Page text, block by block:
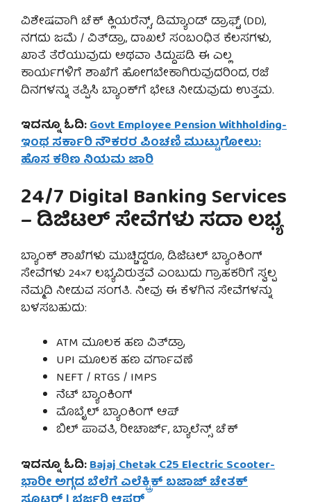
ವಿಶೇಷವಾಗಿ ಚೆಕ್ ಕ್ಲಿಯರೆನ್ಸ್, ಡಿಮ್ಯಾಂಡ್ ಡ್ರಾಫ್ಟ್ (DD),
ನಗದು ಜಮೆ / ವಿತ್‌ಡ್ರಾ, ದಾಖಲೆ ಸಂಬಂಧಿತ ಕೆಲಸಗಳು,
ಖಾತೆ ತೆರೆಯುವುದು ಅಥವಾ ತಿದ್ದುಪಡಿ ಈ ಎಲ್ಲ
ಕಾರ್ಯಗಳಿಗೆ ಶಾಖೆಗೆ ಹೋಗಬೇಕಾಗಿರುವುದರಿಂದ, ರಜೆ
ದಿನಗಳನ್ನು ತಪ್ಪಿಸಿ ಬ್ಯಾಂಕ್‌ಗೆ ಭೇಟಿ ನೀಡುವುದು ಉತ್ತಮ.
ಇದನ್ನೂ ಓದಿ:Govt Employee Pension Withholding-
ಇಂಥ ಸರ್ಕಾರಿ ನೌಕರರ ಪಿಂಚಣಿ ಮುಟ್ಟುಗೋಲು:
ಹೊಸ ಕಠಿಣ ನಿಯಮ ಜಾರಿ
24/7 Digital Banking Services
– ಡಿಜಿಟಲ್ ಸೇವೆಗಳು ಸದಾ ಲಭ್ಯ
ಬ್ಯಾಂಕ್ ಶಾಖೆಗಳು ಮುಚ್ಚಿದ್ದರೂ, ಡಿಜಿಟಲ್ ಬ್ಯಾಂಕಿಂಗ್
ಸೇವೆಗಳು 24×7 ಲಭ್ಯವಿರುತ್ತವೆ ಎಂಬುದು ಗ್ರಾಹಕರಿಗೆ ಸ್ವಲ್ಪ
ನೆಮ್ಮದಿ ನೀಡುವ ಸಂಗತಿ. ನೀವು ಈ ಕೆಳಗಿನ ಸೇವೆಗಳನ್ನು
ಬಳಸಬಹುದು:
ATM ಮೂಲಕ ಹಣ ವಿತ್‌ಡ್ರಾ
UPI ಮೂಲಕ ಹಣ ವರ್ಗಾವಣೆ
NEFT / RTGS / IMPS
ನೆಟ್ ಬ್ಯಾಂಕಿಂಗ್
ಮೊಬೈಲ್ ಬ್ಯಾಂಕಿಂಗ್ ಆಪ್
ಬಿಲ್ ಪಾವತಿ, ರೀಚಾರ್ಜ್, ಬ್ಯಾಲೆನ್ಸ್ ಚೆಕ್
ಇದನ್ನೂ ಓದಿ:Bajaj Chetak C25 Electric Scooter-
ಭಾರೀ ಅಗ್ಗದ ಬೆಲೆಗೆ ಎಲೆಕ್ಟ್ರಿಕ್ ಬಜಾಜ್ ಚೇತಕ್